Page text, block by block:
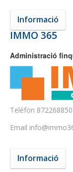
Informació
IMMO 365
Administració
Telèfon 872268850
Email
Informació